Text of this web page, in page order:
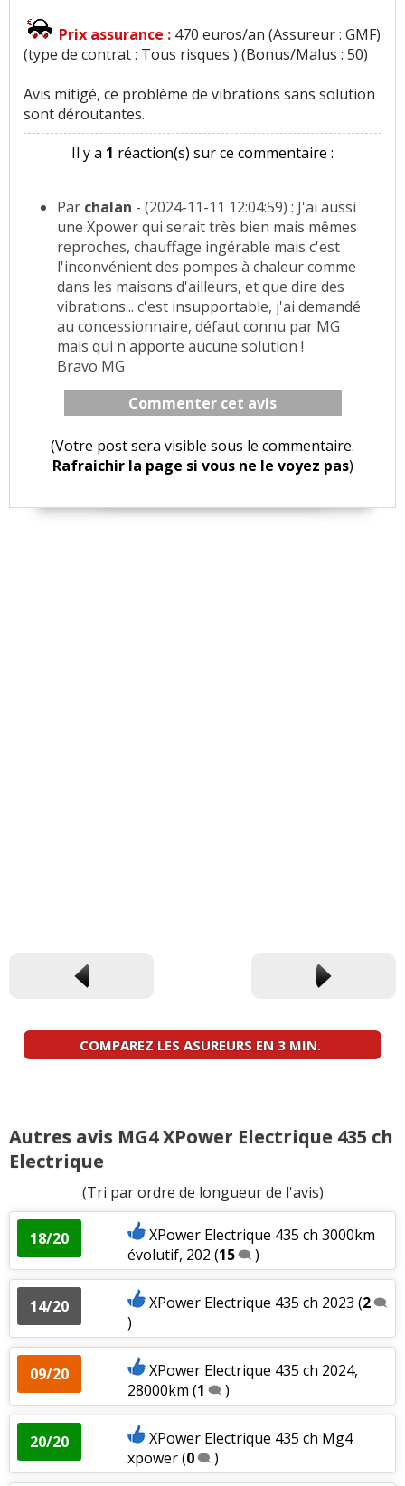
Prix assurance : 470 euros/an (Assureur : GMF)
(type de contrat : Tous risques ) (Bonus/Malus : 50)
Avis mitigé, ce problème de vibrations sans solution
sont déroutantes.
Il y a 1 réaction(s) sur ce commentaire :
Par chalan - (2024-11-11 12:04:59) : J'ai aussi
une Xpower qui serait très bien mais mêmes
reproches, chauffage ingérable mais c'est
l'inconvénient des pompes à chaleur comme
dans les maisons d'ailleurs, et que dire des
vibrations... c'est insupportable, j'ai demandé
au concessionnaire, défaut connu par MG
mais qui n'apporte aucune solution !
Bravo MG
Commenter cet avis
(Votre post sera visible sous le commentaire.
Rafraichir la page si vous ne le voyez pas)
COMPAREZ LES ASUREURS EN 3 MIN.
Autres avis MG4 XPower Electrique 435 ch
Electrique
(Tri par ordre de longueur de l'avis)
18/20
XPower Electrique 435 ch 3000km
évolutif, 202 (15 )
14/20 XPower Electrique 435 ch 2023 (2
)
09/20
XPower Electrique 435 ch 2024,
28000km (1 )
20/20
XPower Electrique 435 ch Mg4
xpower(0 )